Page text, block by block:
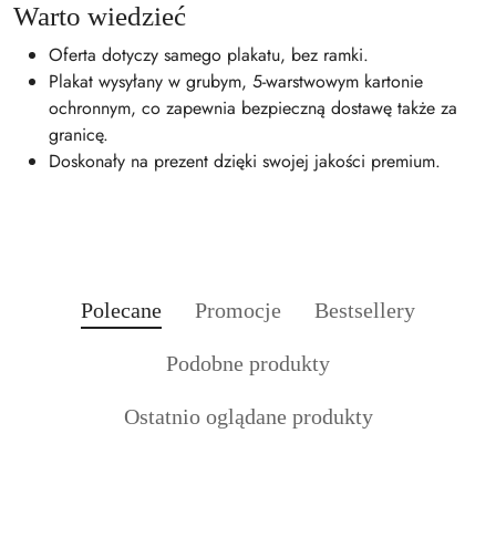
Warto wiedzieć
Oferta dotyczy samego plakatu, bez ramki.
Plakat wysyłany w grubym, 5-warstwowym kartonie
ochronnym, co zapewnia bezpieczną dostawę także za
granicę.
Doskonały na prezent dzięki swojej jakości premium.
Pomiń karuzelę produktów
Produkty
Polecane
Produkty
statusie:
Promocje
Produkty
statusie:
Bestsellery
Produkty
statusie:
Podobne produkty
Produkty
Ostatnio oglądane produkty